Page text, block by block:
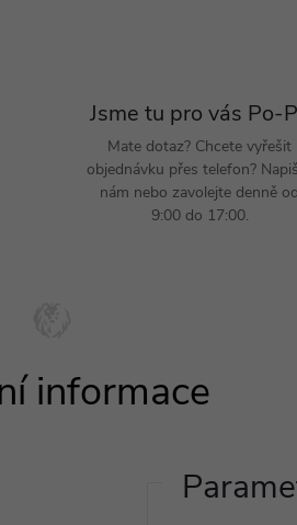
Jsme tu pro vás Po-
Mate dotaz? Chcete vyřešit
objednávku přes telefon?
nám nebo zavolejte denně od
9:00 do 17:00.